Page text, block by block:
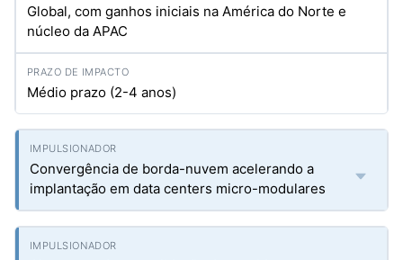
Global, com ganhos iniciais na América do Norte e
núcleo da APAC
Médio prazo (2-4 anos)
Convergência de borda-nuvem acelerando a
implantação em data centers micro-modulares